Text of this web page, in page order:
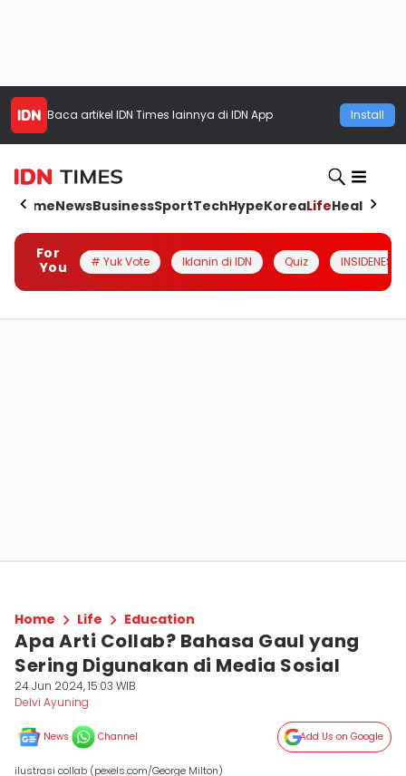
Baca artikel IDN Times lainnya di IDN App Install
HomeNewsBusinessSportTechHypeKoreaLifeHealth
For
You
# Yuk Vote Iklanin di IDN Quiz INSIDENESIA
Home Life Education
Apa Arti Collab? Bahasa Gaul yang
Sering Digunakan di Media Sosial
24 Jun 2024, 15:03 WIB
Delvi Ayuning
News Channel Add Us on Google
ilustrasi collab (pexels.com/George Milton)